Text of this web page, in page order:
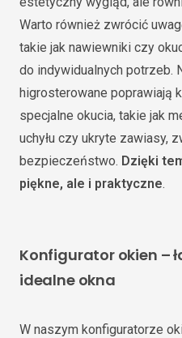
Warto również zwrócić
takie jak nawiewniki czy
do indywidualnych potrzeb.
higrosterowane poprawiają
specjalne okucia, takie jak
uchyłu czy ukryte zawiasy,
bezpieczeństwo. Dzięki
piękne, ale i praktyczne.
Konfigurator okien –
idealne okna
W naszym konfiguratorze